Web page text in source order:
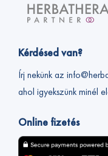
Kérdésed van?
Írj nekünk az
ahol igyekszünk minél
Online fizetés